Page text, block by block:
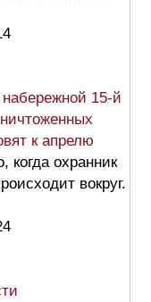
15-й
к апрелю
когда охранник
вокруг.